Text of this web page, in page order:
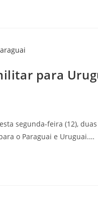
para
segunda-feira (12),
o Paraguai e Uruguai.…